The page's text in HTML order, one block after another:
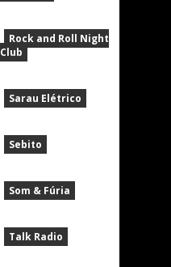
Rock and Roll Night
Club
Sarau Elétrico
Sebito
Som & Fúria
Talk Radio